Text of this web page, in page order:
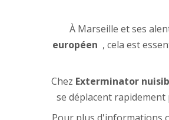
À Marseille et ses
européen , cela est
Chez Exterminator
se déplacent